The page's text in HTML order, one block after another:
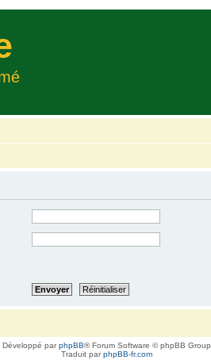
Développé parphpBB® Forum Software © phpBB Group
Traduit parphpBB-fr.com